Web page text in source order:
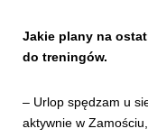
Jakie plany na
do treningów.
– Urlop spędzam u
aktywnie w